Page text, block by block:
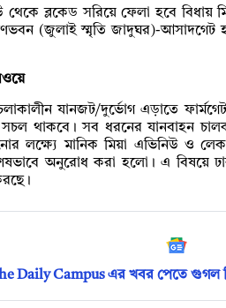
থেকে ব্লকেড সরিয়ে ফেলা হবে
(জুলাই স্মৃতি জাদুঘর)-আসাদগেট
যানজট/দুর্ভোগ এড়াতে
সচল থাকবে। সব ধরনের যানবাহন
লক্ষ্যে মানিক মিয়া এভিনিউ ও
অনুরোধ করা হলো। এ বিষয়ে
Daily Campus এর খবর পেতে গুগল